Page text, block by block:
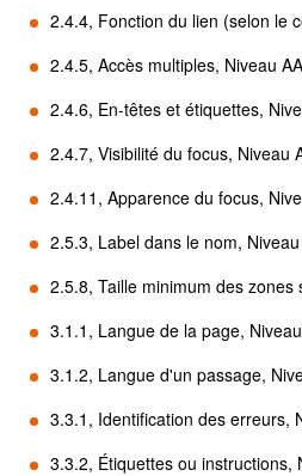
2.4.4, Fonction du lien (selon le
2.4.5, Accès multiples, Niveau AA
2.4.6, En-têtes et étiquettes,
2.4.7, Visibilité du focus, Niveau
2.4.11, Apparence du focus,
2.5.3, Label dans le nom,
2.5.8, Taille minimum des zones
3.1.1, Langue de la page,
3.1.2, Langue d'un passage,
3.3.1, Identification des erreurs,
3.3.2, Étiquettes ou instructions,